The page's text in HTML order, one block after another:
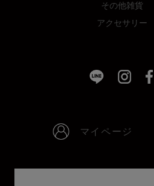
その他雑貨
アクセサリー
マイページ